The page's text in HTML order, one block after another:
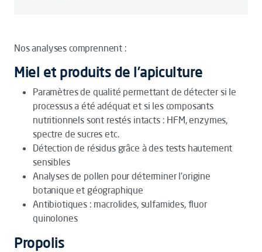
Nos analyses comprennent :
Miel et produits de l’apiculture
Paramètres de qualité permettant de détecter si le
processus a été adéquat et si les composants
nutritionnels sont restés intacts : HFM, enzymes,
spectre de sucres etc.
Détection de résidus grâce à des tests hautement
sensibles
Analyses de pollen pour déterminer l’origine
botanique et géographique
Antibiotiques : macrolides, sulfamides, fluor
quinolones
Propolis